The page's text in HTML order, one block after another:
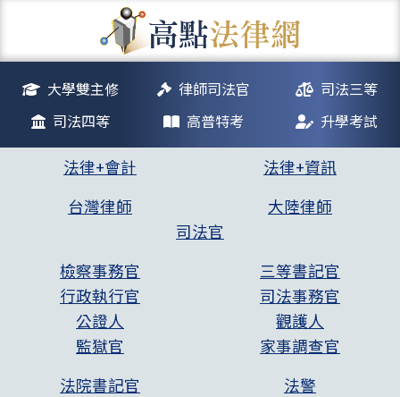
大學雙主修 律師司法官
司法三等
司法四等
高普特考 升學考試
法律+會計
法律+資訊
台灣律師
大陸律師
司法官
檢察事務官
三等書記官
行政執行官
司法事務官
公證人
觀護人
監獄官
家事調查官
法院書記官
法警